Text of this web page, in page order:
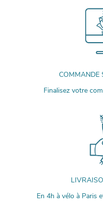
COMMANDE
Finalisez votre
En 4h à vélo à Paris